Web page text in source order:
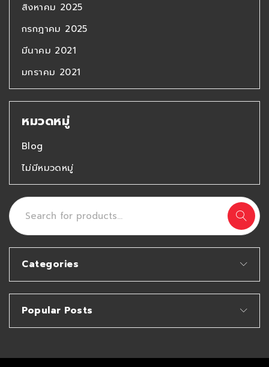
สิงหาคม 2025
กรกฎาคม 2025
มีนาคม 2021
มกราคม 2021
หมวดหมู่
Blog
ไม่มีหมวดหมู่
Categories
Popular Posts